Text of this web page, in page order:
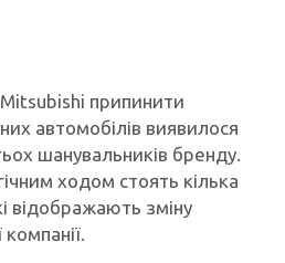
припинити
автомобілів виявилося
шанувальників бренду.
ходом стоять кілька
відображають зміну
компанії.